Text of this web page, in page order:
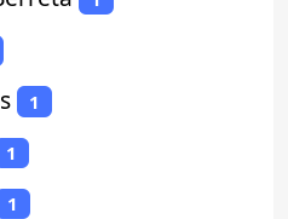
1
1
1